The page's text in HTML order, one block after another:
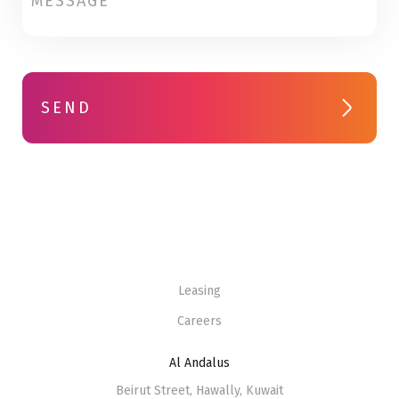
SEND
Leasing
Careers
Al Andalus
Beirut Street, Hawally, Kuwait